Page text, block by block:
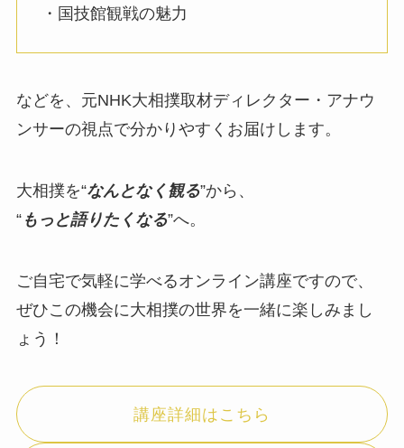
・国技館観戦の魅力
などを、元NHK大相撲取材ディレクター・アナウ
ンサーの視点で分かりやすくお届けします。
大相撲を“なんとなく観る”から、
“もっと語りたくなる”へ。
ご自宅で気軽に学べるオンライン講座ですので、
ぜひこの機会に大相撲の世界を一緒に楽しみまし
ょう！
講座詳細はこちら